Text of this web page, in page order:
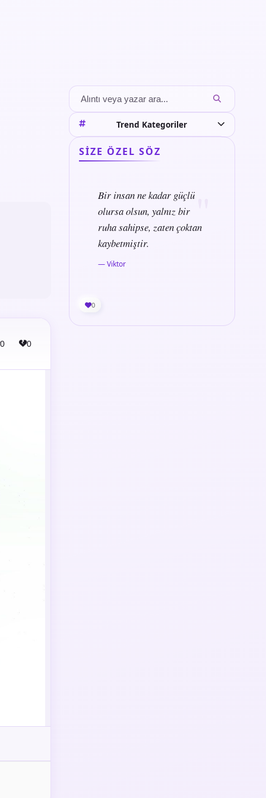
0 0
Trend Kategoriler
SIZE ÖZEL SÖZ
Bir insan ne kadar güçlü
olursa olsun, yalnız bir
ruha sahipse, zaten çoktan
kaybetmiştir.
— Viktor
0